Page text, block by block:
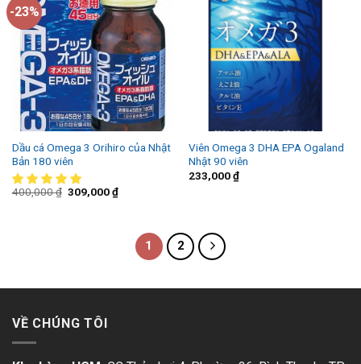
-23%
Dầu cá Omega 3 Orihiro của Nhật
Bản 180 viên
400,000₫ 309,000₫
Viên Omega 3 DHA EPA Ogaland
Nhật 90 viên
233,000₫
1 2
VỀ CHÚNG TÔI